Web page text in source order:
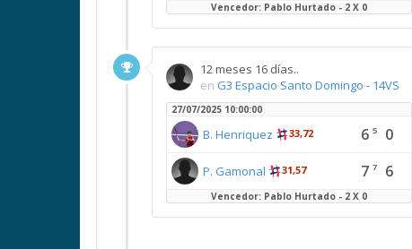
Vencedor: Pablo Hurtado - 2 X 0
12 meses 16 días..
en G3 Espacio Santo Domingo - 14VS
27/07/2025 10:00:00
B. Henriquez 33,72 6 5 0
P. Gamonal 31,57 7 7 6
Vencedor: Pablo Hurtado - 2 X 0